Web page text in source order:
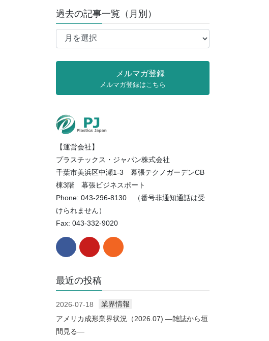
過去の記事一覧（月別）
過
（月
別）
メルマガ登録
メルマガ登録はこちら
【運営会社】
プラスチックス・ジャパン株式会社
千葉市美浜区中瀬1-3 幕張テクノガーデンCB
棟3階 幕張ビジネスポート
Phone: 043-296-8130 （番号非通知通話は受
けられません）
Fax: 043-332-9020
最近の投稿
2026-07-18
業界情報
アメリカ成形業界状況（2026.07) ―雑誌から垣
間見る―